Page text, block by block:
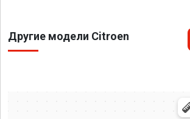
Другие модели Citroen